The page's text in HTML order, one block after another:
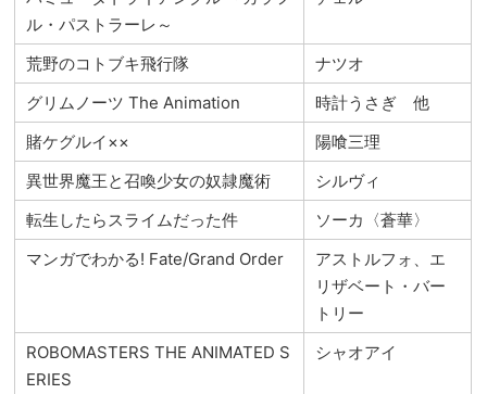
ル・パストラーレ～
荒野のコトブキ飛行隊
ナツオ
グリムノーツ The Animation
時計うさぎ 他
賭ケグルイ××
陽喰三理
異世界魔王と召喚少女の奴隷魔術
シルヴィ
転生したらスライムだった件
ソーカ〈蒼華〉
マンガでわかる! Fate/Grand Order
アストルフォ、エ
リザベート・バー
トリー
ROBOMASTERS THE ANIMATED S
ERIES
シャオアイ